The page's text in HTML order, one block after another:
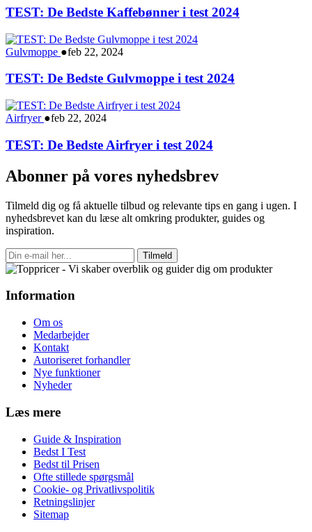
TEST: De Bedste Kaffebønner i test 2024
Gulvmoppe ●feb 22, 2024
TEST: De Bedste Gulvmoppe i test 2024
Airfryer ●feb 22, 2024
TEST: De Bedste Airfryer i test 2024
Abonner på vores nyhedsbrev
Tilmeld dig og få aktuelle tilbud og relevante tips en gang i ugen. I
nyhedsbrevet kan du læse alt omkring produkter, guides og
inspiration.
Tilmeld
Information
Om os
Medarbejder
Kontakt
Autoriseret forhandler
Nye funktioner
Nyheder
Læs mere
Guide & Inspiration
Bedst I Test
Bedst til Prisen
Ofte stillede spørgsmål
Cookie- og Privatlivspolitik
Retningslinjer
Sitemap